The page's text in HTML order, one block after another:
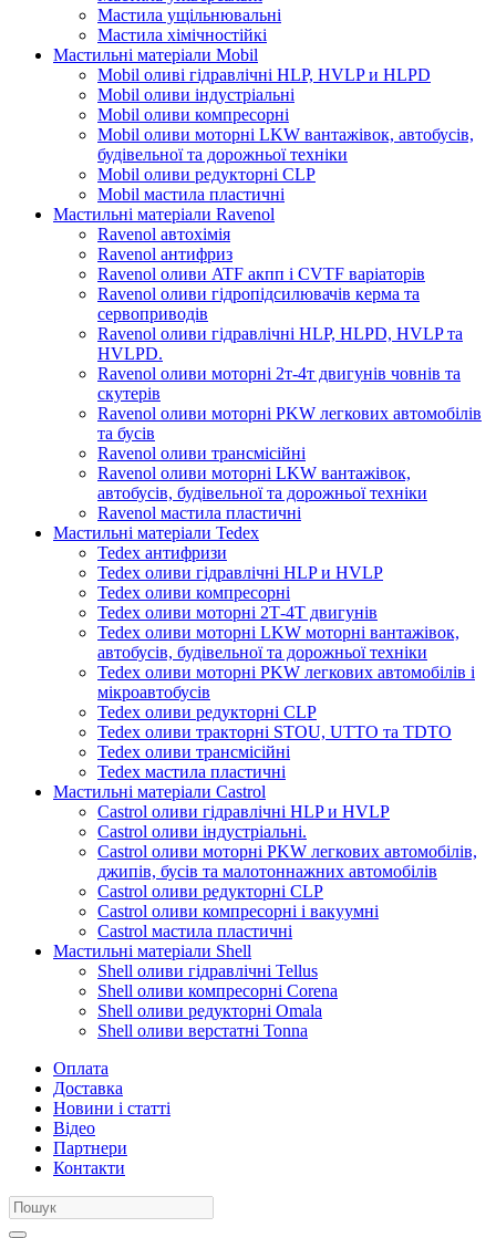
Мастила ущільнювальні
Мастила хімічностійкі
Мастильні матеріали Mobil
Mobil оливі гідравлічні HLP, HVLP и HLPD
Mobil оливи індустріальні
Mobil оливи компресорні
Mobil оливи моторні LKW вантажівок, автобусів,
будівельної та дорожньої техніки
Mobil оливи редукторні CLP
Mobil мастила пластичні
Мастильні матеріали Ravenol
Ravenol автохімія
Ravenol антифриз
Ravenol оливи ATF акпп і CVTF варіаторів
Ravenol оливи гідропідсилювачів керма та
сервоприводів
Ravenol оливи гідравлічні HLP, HLPD, HVLP та
HVLPD.
Ravenol оливи моторні 2т-4т двигунів човнів та
скутерів
Ravenol оливи моторні PKW легкових автомобілів
та бусів
Ravenol оливи трансмісійні
Ravenol оливи моторні LKW вантажівок,
автобусів, будівельної та дорожньої техніки
Ravenol мастила пластичні
Мастильні матеріали Tedex
Tedex антифризи
Tedex оливи гідравлічні HLP и HVLP
Tedex оливи компресорні
Tedex оливи моторні 2Т-4Т двигунів
Tedex оливи моторні LKW моторні вантажівок,
автобусів, будівельної та дорожньої техніки
Tedex оливи моторні PKW легкових автомобілів і
мікроавтобусів
Tedex оливи редукторні CLP
Tedex оливи тракторні STOU, UTTO та TDTO
Tedex оливи трансмісійні
Tedex мастила пластичні
Мастильні матеріали Castrol
Castrol оливи гідравлічні HLP и HVLP
Castrol оливи індустріальні.
Castrol оливи моторні PKW легкових автомобілів,
джипів, бусів та малотоннажних автомобілів
Castrol оливи редукторні CLP
Castrol оливи компресорні і вакуумні
Castrol мастила пластичні
Мастильні матеріали Shell
Shell оливи гідравлічні Tellus
Shell оливи компресорні Corena
Shell оливи редукторні Omala
Shell оливи верстатні Tonna
Оплата
Доставка
Новини і статті
Відео
Партнери
Контакти